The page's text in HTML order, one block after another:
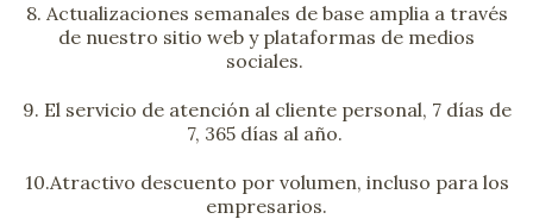
8. Actualizaciones semanales de base amplia a través
de nuestro sitio web y plataformas de medios
sociales.
9. El servicio de atención al cliente personal, 7 días de
7, 365 días al año.
10.Atractivo descuento por volumen, incluso para los
empresarios.